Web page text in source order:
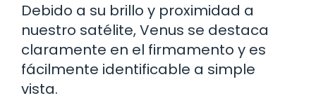
Debido a su brillo y proximidad a
nuestro satélite, Venus se destaca
claramente en el firmamento y es
fácilmente identificable a simple
vista.